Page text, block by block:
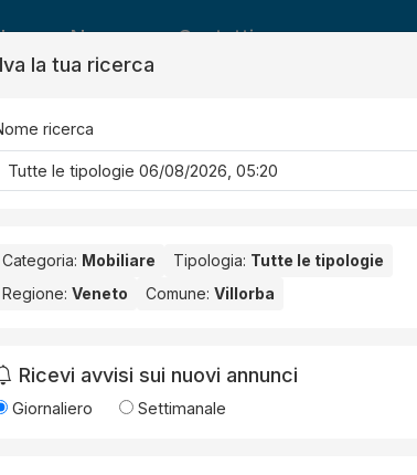
News Contatti
. Nessun risultato per la Provincia selezionata:
la tua ricerca
ricerca
Categoria: Mobiliare Tipologia: Tutte le tipologie
Regione: Veneto Comune: Villorba
Ricevi avvisi sui nuovi annunci
Giornaliero Settimanale